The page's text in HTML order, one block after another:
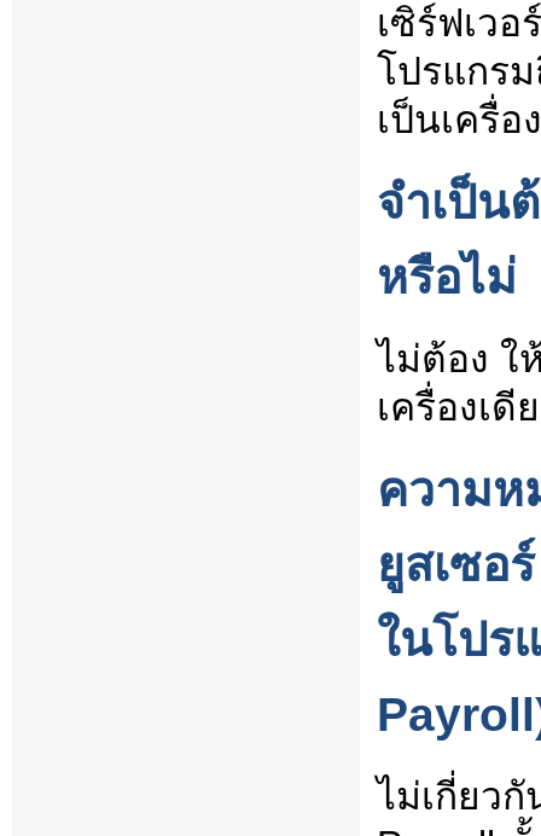
เซิร์ฟเว
โปรแกร
เป็นเครื่อ
จำเป็น
หรือไม่
ไม่ต้อง ใ
เครื่องเดี
ความห
ยูสเซอ
ในโปร
ไม่เกี่ยว